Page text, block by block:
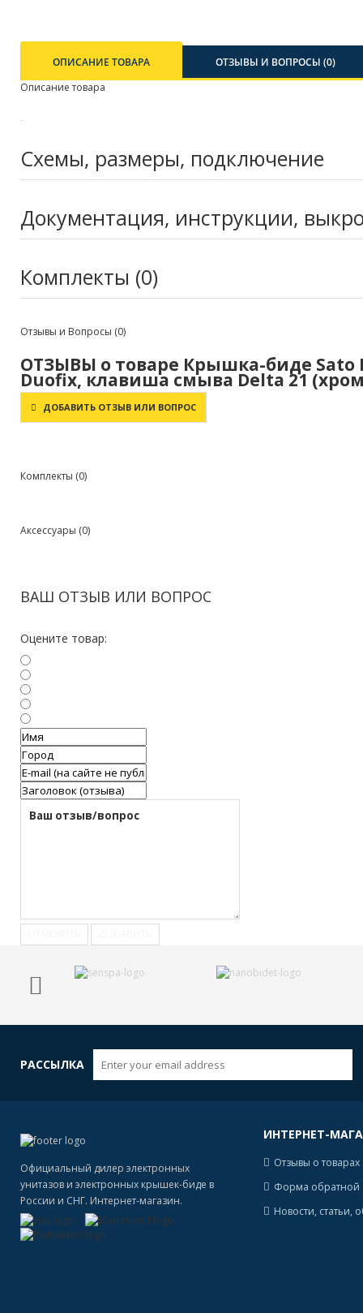
ОПИСАНИЕ ТОВАРА
ОТЗЫВЫ И ВОПРОСЫ (0)
Описание товара
Схемы, размеры, подключение
Документация, инструкции,
Комплекты (0)
Отзывы и Вопросы (0)
ОТЗЫВЫ о товаре Крышка-биде Sato
Duofix, клавиша смыва Delta 21
ДОБАВИТЬ ОТЗЫВ ИЛИ ВОПРОС
Комплекты (0)
Аксессуары (0)
ВАШ ОТЗЫВ ИЛИ ВОПРОС
Оцените товар:
РАССЫЛКА
Официальный дилер электронных
унитазов и электронных крышек-биде в
России и СНГ. Интернет-магазин.
ИНТЕРНЕТ-
Отзывы о товарах
Форма обратной
Новости, статьи,